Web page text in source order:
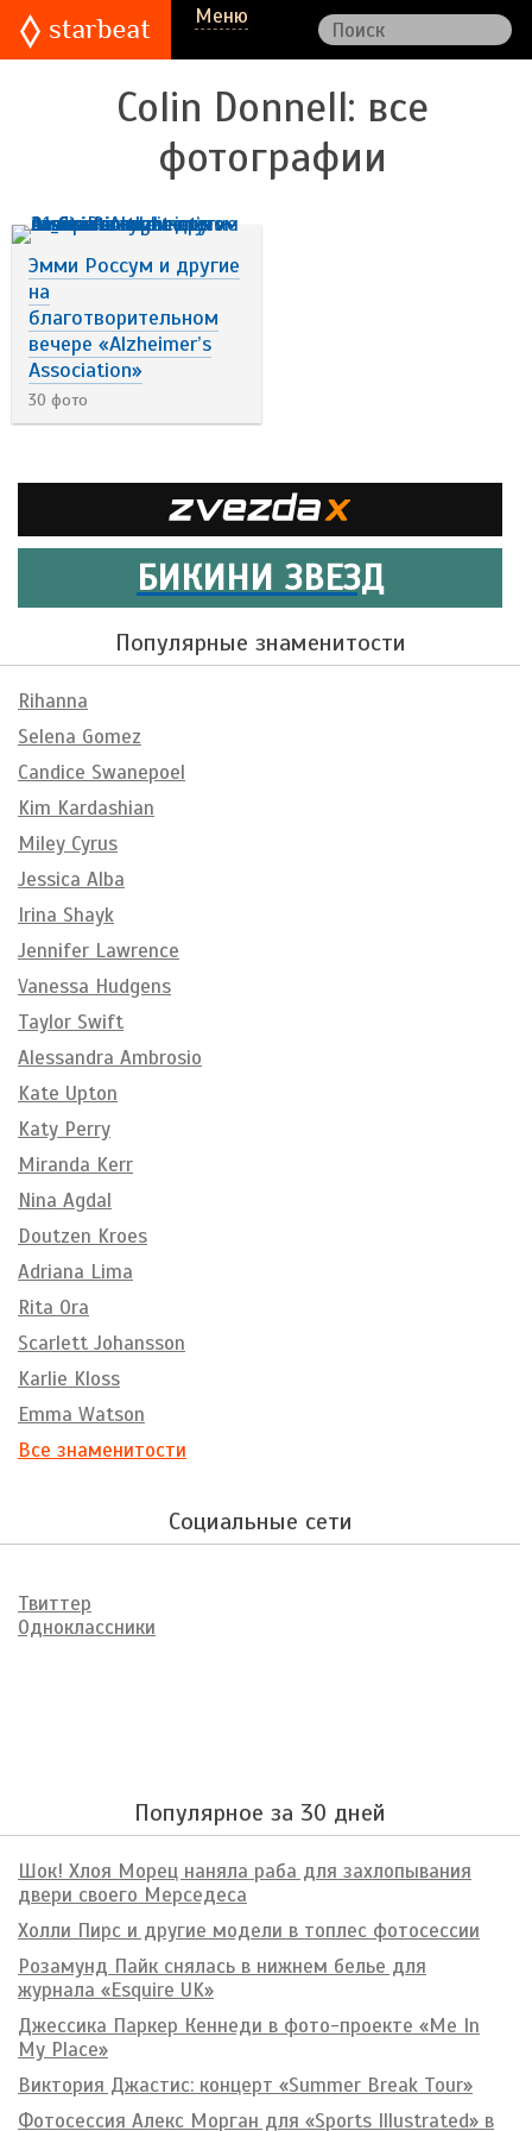
Меню
Colin Donnell: все
фотографии
Эмми Россум и другие
на
благотворительном
вечере «Alzheimer’s
Association»
30 фото
БИКИНИ ЗВЕЗД
Популярные знаменитости
Rihanna
Selena Gomez
Candice Swanepoel
Kim Kardashian
Miley Cyrus
Jessica Alba
Irina Shayk
Jennifer Lawrence
Vanessa Hudgens
Taylor Swift
Alessandra Ambrosio
Kate Upton
Katy Perry
Miranda Kerr
Nina Agdal
Doutzen Kroes
Adriana Lima
Rita Ora
Scarlett Johansson
Karlie Kloss
Emma Watson
Все знаменитости
Социальные сети
Твиттер
Одноклассники
Популярное за 30 дней
Шок! Хлоя Морец наняла раба для захлопывания
двери своего Мерседеса
Холли Пирс и другие модели в топлес фотосессии
Розамунд Пайк снялась в нижнем белье для
журнала «Esquire UK»
Джессика Паркер Кеннеди в фото-проекте «Me In
My Place»
Виктория Джастис: концерт «Summer Break Tour»
Фотосессия Алекс Морган для «Sports Illustrated» в